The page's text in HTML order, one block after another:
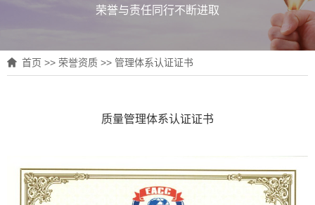
荣誉与责任同行不断进取
首页 >> 荣誉资质 >> 管理体系认证证书
质量管理体系认证证书